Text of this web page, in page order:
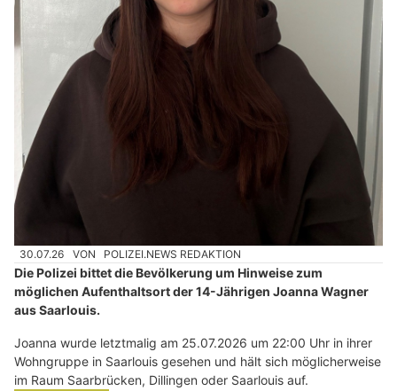
30.07.26 VON POLIZEI.NEWS REDAKTION
Die Polizei bittet die Bevölkerung um Hinweise zum
möglichen Aufenthaltsort der 14-Jährigen Joanna Wagner
aus Saarlouis.
Joanna wurde letztmalig am 25.07.2026 um 22:00 Uhr in ihrer
Wohngruppe in Saarlouis gesehen und hält sich möglicherweise
im Raum Saarbrücken, Dillingen oder Saarlouis auf.